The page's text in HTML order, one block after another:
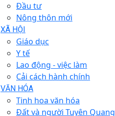
Đầu tư
Nông thôn mới
XÃ HỘI
Giáo dục
Y tế
Lao động - việc làm
Cải cách hành chính
VĂN HÓA
Tinh hoa văn hóa
Đất và người Tuyên Quang